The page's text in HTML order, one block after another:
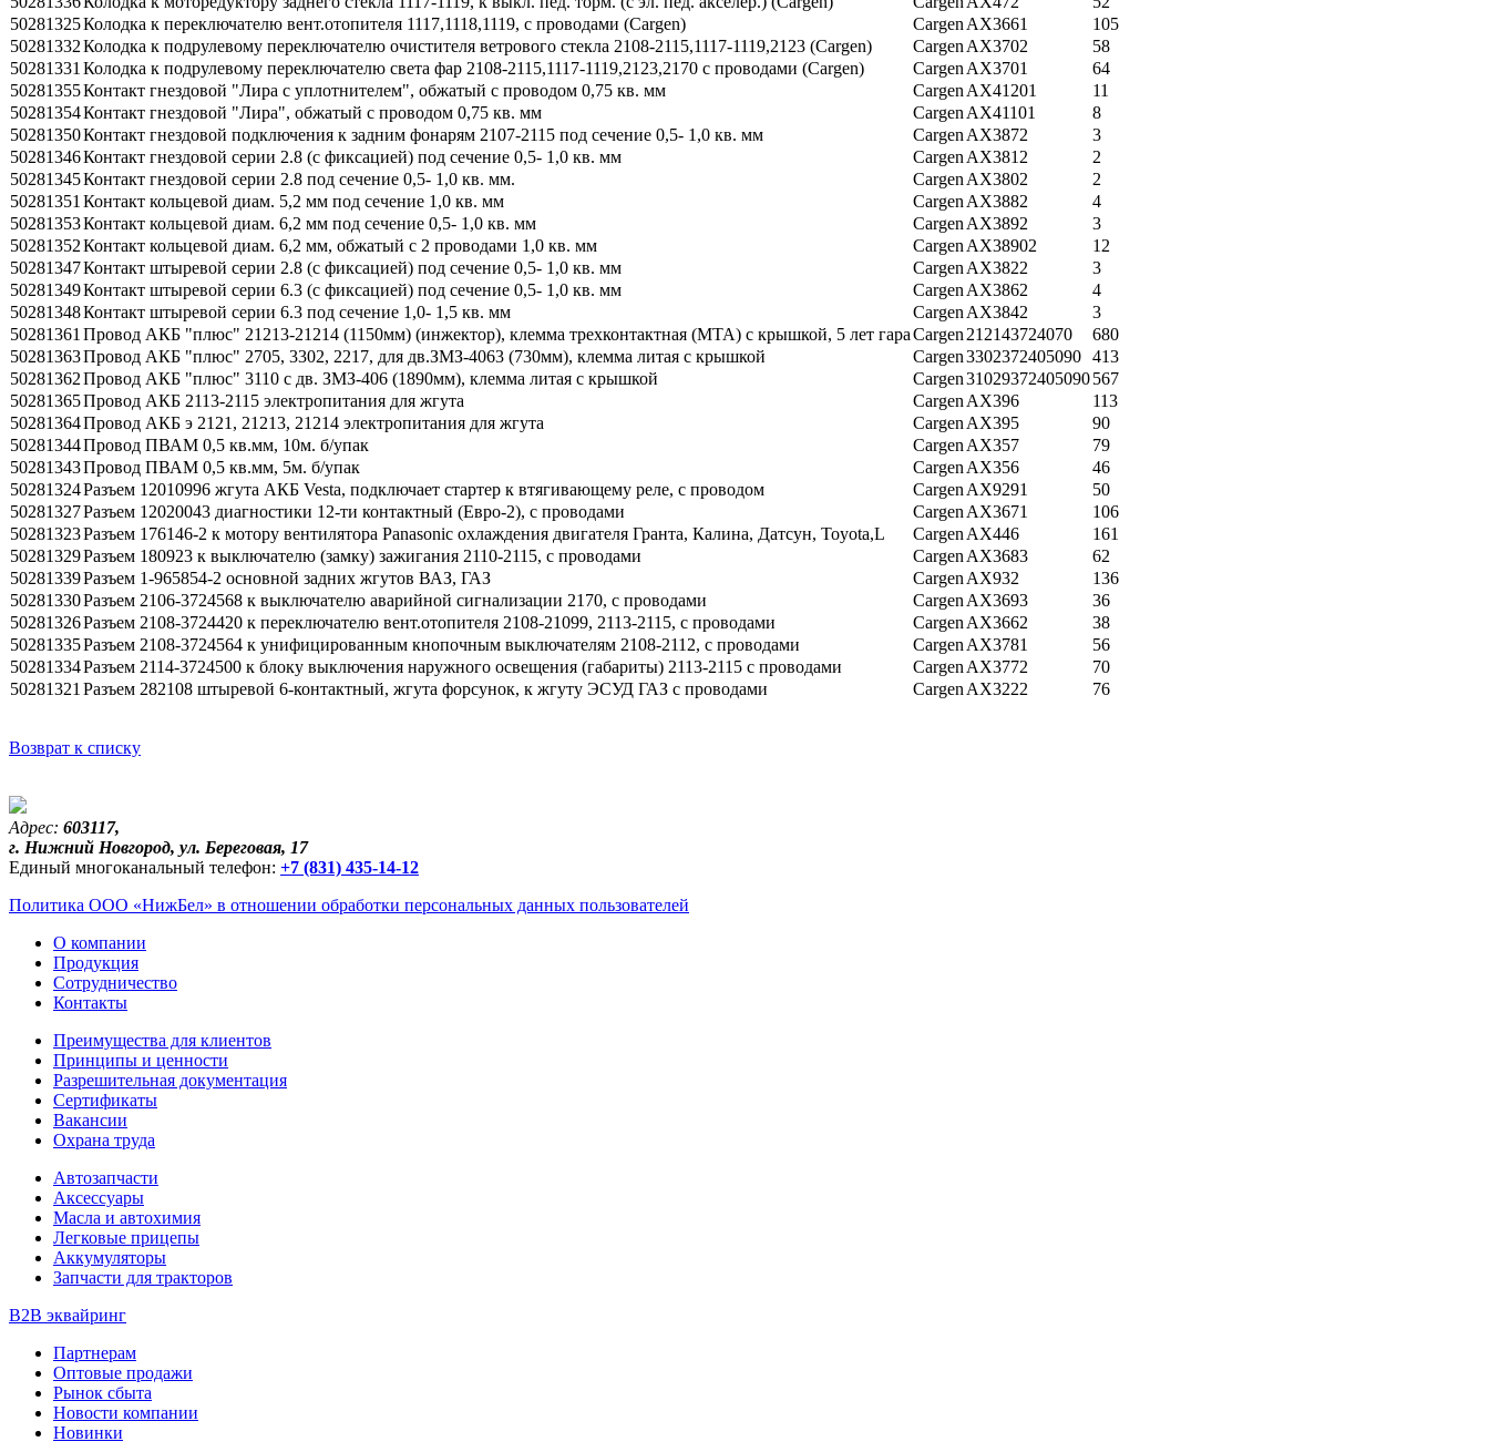
50281325Колодка к переключателю вент.отопителя 1117,1118,1119, с проводами (Cargen) Cargen AX3661
105
50281332Колодка к подрулевому переключателю очистителя ветрового стекла 2108-2115,1117-1119,2123 (Cargen) Cargen AX3702
58
50281331 Колодка к подрулевому переключателю света фар 2108-2115,1117-1119,2123,2170 с проводами (Cargen) Cargen AX3701
64
50281355Контакт гнездовой "Лира с уплотнителем", обжатый с проводом 0,75 кв. мм Cargen AX41201
11
50281354Контакт гнездовой "Лира", обжатый с проводом 0,75 кв. мм Cargen AX41101
8
50281350Контакт гнездовой подключения к задним фонарям 2107-2115 под сечение 0,5- 1,0 кв. мм Cargen AX3872
3
50281346Контакт гнездовой серии 2.8 (с фиксацией) под сечение 0,5- 1,0 кв. мм Cargen AX3812
2
50281345Контакт гнездовой серии 2.8 под сечение 0,5- 1,0 кв. мм. Cargen AX3802
2
50281351 Контакт кольцевой диам. 5,2 мм под сечение 1,0 кв. мм Cargen AX3882
4
50281353Контакт кольцевой диам. 6,2 мм под сечение 0,5- 1,0 кв. мм Cargen AX3892
3
50281352Контакт кольцевой диам. 6,2 мм, обжатый с 2 проводами 1,0 кв. мм Cargen AX38902
12
50281347Контакт штыревой серии 2.8 (с фиксацией) под сечение 0,5- 1,0 кв. мм Cargen AX3822
3
50281349Контакт штыревой серии 6.3 (с фиксацией) под сечение 0,5- 1,0 кв. мм Cargen AX3862
4
50281348Контакт штыревой серии 6.3 под сечение 1,0- 1,5 кв. мм Cargen AX3842
3
50281361 Провод АКБ "плюс" 21213-21214 (1150мм) (инжектор), клемма трехконтактная (МТА) с крышкой, 5 лет гараCargen 212143724070
680
50281363Провод АКБ "плюс" 2705, 3302, 2217, для дв.ЗМЗ-4063 (730мм), клемма литая с крышкой Cargen3302372405090 413
50281362Провод АКБ "плюс" 3110 с дв. ЗМЗ-406 (1890мм), клемма литая с крышкой Cargen31029372405090567
50281365Провод АКБ 2113-2115 электропитания для жгута Cargen AX396
113
50281364Провод АКБ э 2121, 21213, 21214 электропитания для жгута Cargen AX395
90
50281344Провод ПВАМ 0,5 кв.мм, 10м. б/упак Cargen AX357
79
50281343Провод ПВАМ 0,5 кв.мм, 5м. б/упак Cargen AX356
46
50281324Разъем 12010996 жгута АКБ Vesta, подключает стартер к втягивающему реле, с проводом Cargen AX9291
50
50281327Разъем 12020043 диагностики 12-ти контактный (Евро-2), с проводами Cargen AX3671
106
50281323Разъем 176146-2 к мотору вентилятора Panasonic охлаждения двигателя Гранта, Калина, Датсун, Toyota,L Cargen AX446
161
50281329Разъем 180923 к выключателю (замку) зажигания 2110-2115, с проводами Cargen AX3683
62
50281339Разъем 1-965854-2 основной задних жгутов ВАЗ, ГАЗ Cargen AX932
136
50281330Разъем 2106-3724568 к выключателю аварийной сигнализации 2170, с проводами Cargen AX3693
36
50281326Разъем 2108-3724420 к переключателю вент.отопителя 2108-21099, 2113-2115, с проводами Cargen AX3662
38
50281335Разъем 2108-3724564 к унифицированным кнопочным выключателям 2108-2112, с проводами Cargen AX3781
56
50281334Разъем 2114-3724500 к блоку выключения наружного освещения (габариты) 2113-2115 с проводами Cargen AX3772
70
50281321 Разъем 282108 штыревой 6-контактный, жгута форсунок, к жгуту ЭСУД ГАЗ с проводами Cargen AX3222 76
Возврат к списку
Адрес: 603117,
г. Нижний Новгород, ул. Береговая, 17
Единый многоканальный телефон: +7 (831) 435-14-12
Политика ООО «НижБел» в отношении обработки персональных данных пользователей
О компании
Продукция
Сотрудничество
Контакты
Преимущества для клиентов
Принципы и ценности
Разрешительная документация
Сертификаты
Вакансии
Охрана труда
Автозапчасти
Аксессуары
Масла и автохимия
Легковые прицепы
Аккумуляторы
Запчасти для тракторов
B2B эквайринг
Партнерам
Оптовые продажи
Рынок сбыта
Новости компании
Новинки